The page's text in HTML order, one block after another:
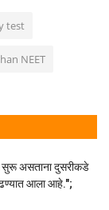
test
NEET
सुरू असताना दुसरीकडे
आला आहे.";